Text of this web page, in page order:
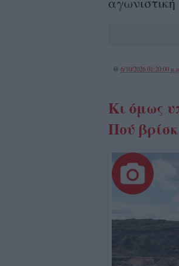
@ 6/10/2026 01:20:00
Kι όμως
Πού